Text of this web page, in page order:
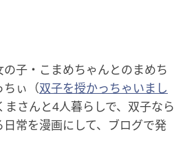
子・こまめちゃんとのまめち
ちぃ（双子を授かっちゃいまし
まさんと4人暮らしで、双子なら
常を漫画にして、ブログで発